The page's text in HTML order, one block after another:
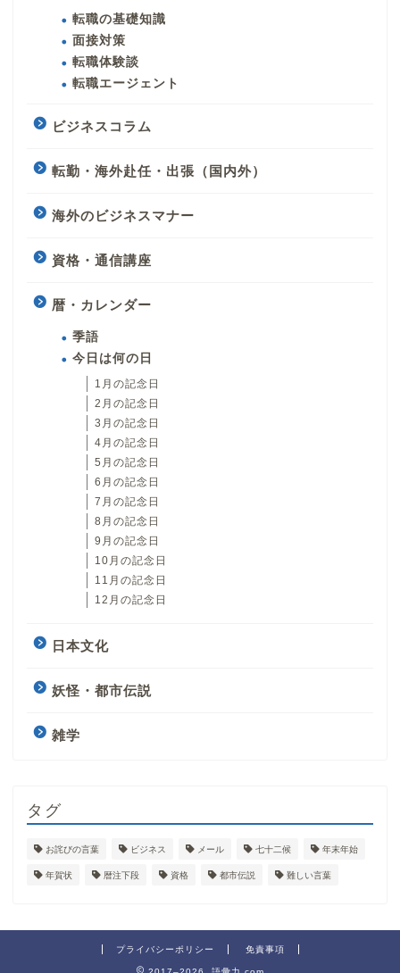
転職の基礎知識
面接対策
転職体験談
転職エージェント
ビジネスコラム
転勤・海外赴任・出張（国内外）
海外のビジネスマナー
資格・通信講座
暦・カレンダー
季語
今日は何の日
1月の記念日
2月の記念日
3月の記念日
4月の記念日
5月の記念日
6月の記念日
7月の記念日
8月の記念日
9月の記念日
10月の記念日
11月の記念日
12月の記念日
日本文化
妖怪・都市伝説
雑学
タグ
お詫びの言葉 ビジネス メール 七十二候 年末年始
年賀状 暦注下段 資格 都市伝説 難しい言葉
プライバシーポリシー 免責事項